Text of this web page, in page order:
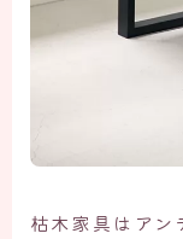
枯木家具はアン